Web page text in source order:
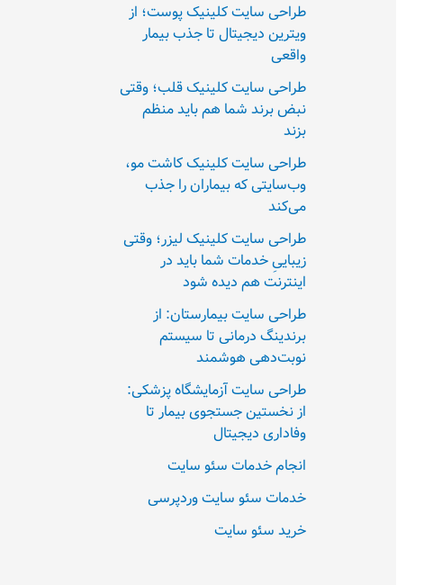
طراحی سایت کلینیک پوست؛ از
ویترین دیجیتال تا جذب بیمار
واقعی
طراحی سایت کلینیک قلب؛ وقتی
نبض برند شما هم باید منظم
بزند
طراحی سایت کلینیک کاشت مو،
وب‌سایتی که بیماران را جذب
می‌کند
طراحی سایت کلینیک لیزر؛ وقتی
زیباییِ خدمات شما باید در
اینترنت هم دیده شود
طراحی سایت بیمارستان: از
برندینگ درمانی تا سیستم
نوبت‌دهی هوشمند
طراحی سایت آزمایشگاه پزشکی:
از نخستین جستجوی بیمار تا
وفاداری دیجیتال
انجام خدمات سئو سایت
خدمات سئو سایت وردپرسی
خرید سئو سایت